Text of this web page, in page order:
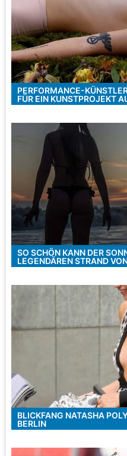
PERFORMANCE-
FÜR EIN KUNSTPROJEKT
SO SCHÖN KANN DER
LEGENDÄREN STRAND
BLICKFANG NATASHA
BERLIN